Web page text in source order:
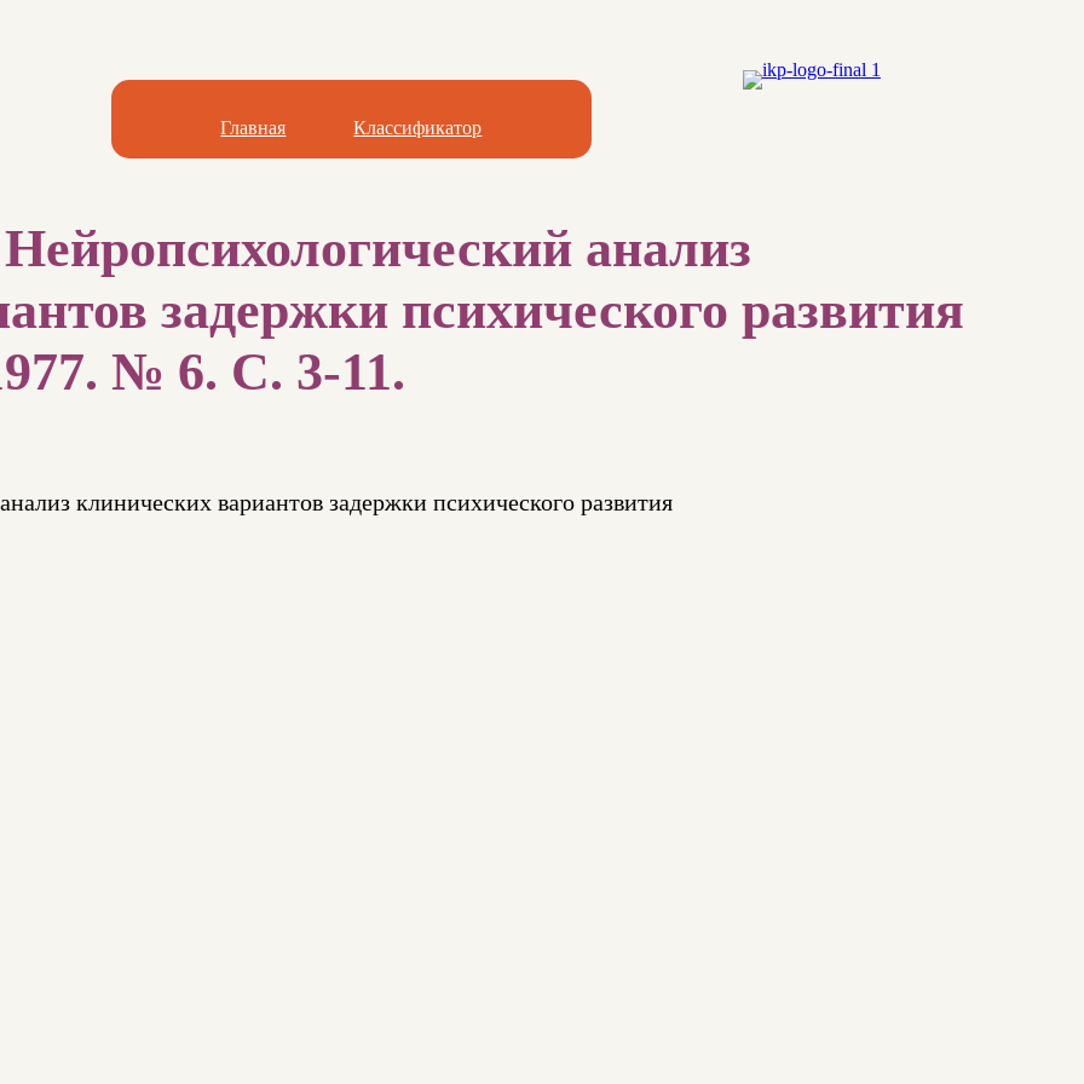
Главная Классификатор
анализ
задержки психического развития
№ 6. С. 3-11.
клинических вариантов задержки психического развития